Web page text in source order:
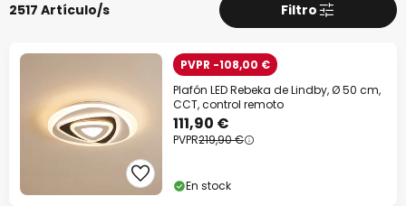
2517 Artículo/s Filtro
PVPR -108,00 €
Plafón LED Rebeka de Lindby, Ø 50 cm,
CCT, control remoto
111,90 €
PVPR219,90 €
En stock
Descuento extra
-10% EXTRAdesde 109 €
-13% EXTRA.desde 159 €
Código descuento: